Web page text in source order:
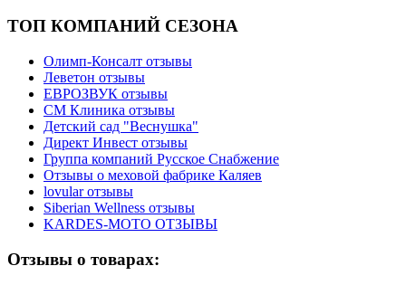
ТОП КОМПАНИЙ СЕЗОНА
Олимп-Консалт отзывы
Леветон отзывы
ЕВРОЗВУК отзывы
СМ Клиника отзывы
Детский сад "Веснушка"
Директ Инвест отзывы
Группа компаний Русское Снабжение
Отзывы о меховой фабрике Каляев
lovular отзывы
Siberian Wellness отзывы
KARDES-MOTO ОТЗЫВЫ
Отзывы о товарах: